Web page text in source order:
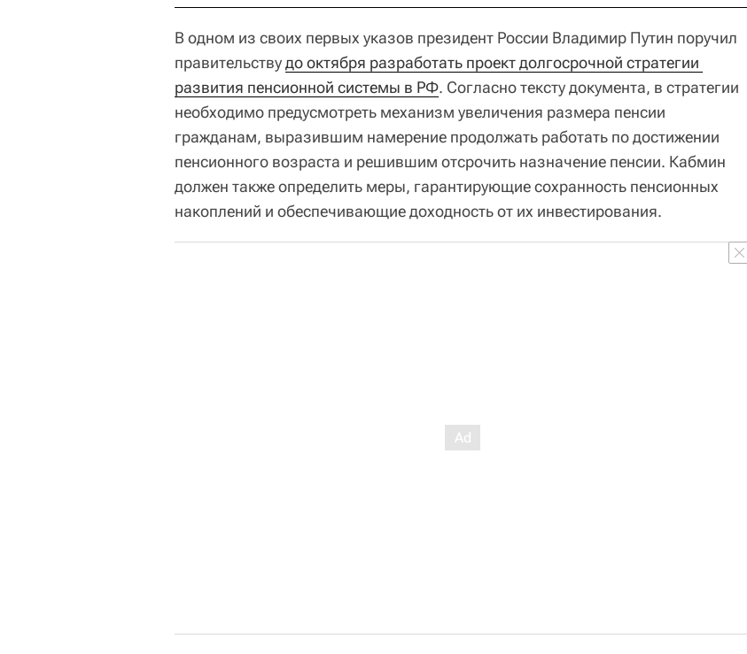
В одном из своих первых указов президент России Владимир Путин поручил
правительствудо октября разработать проект долгосрочной стратегии
развития пенсионной системы в РФ. Согласно тексту документа, в стратегии
необходимо предусмотреть механизм увеличения размера пенсии
гражданам, выразившим намерение продолжать работать по достижении
пенсионного возраста и решившим отсрочить назначение пенсии. Кабмин
должен также определить меры, гарантирующие сохранность пенсионных
накоплений и обеспечивающие доходность от их инвестирования.